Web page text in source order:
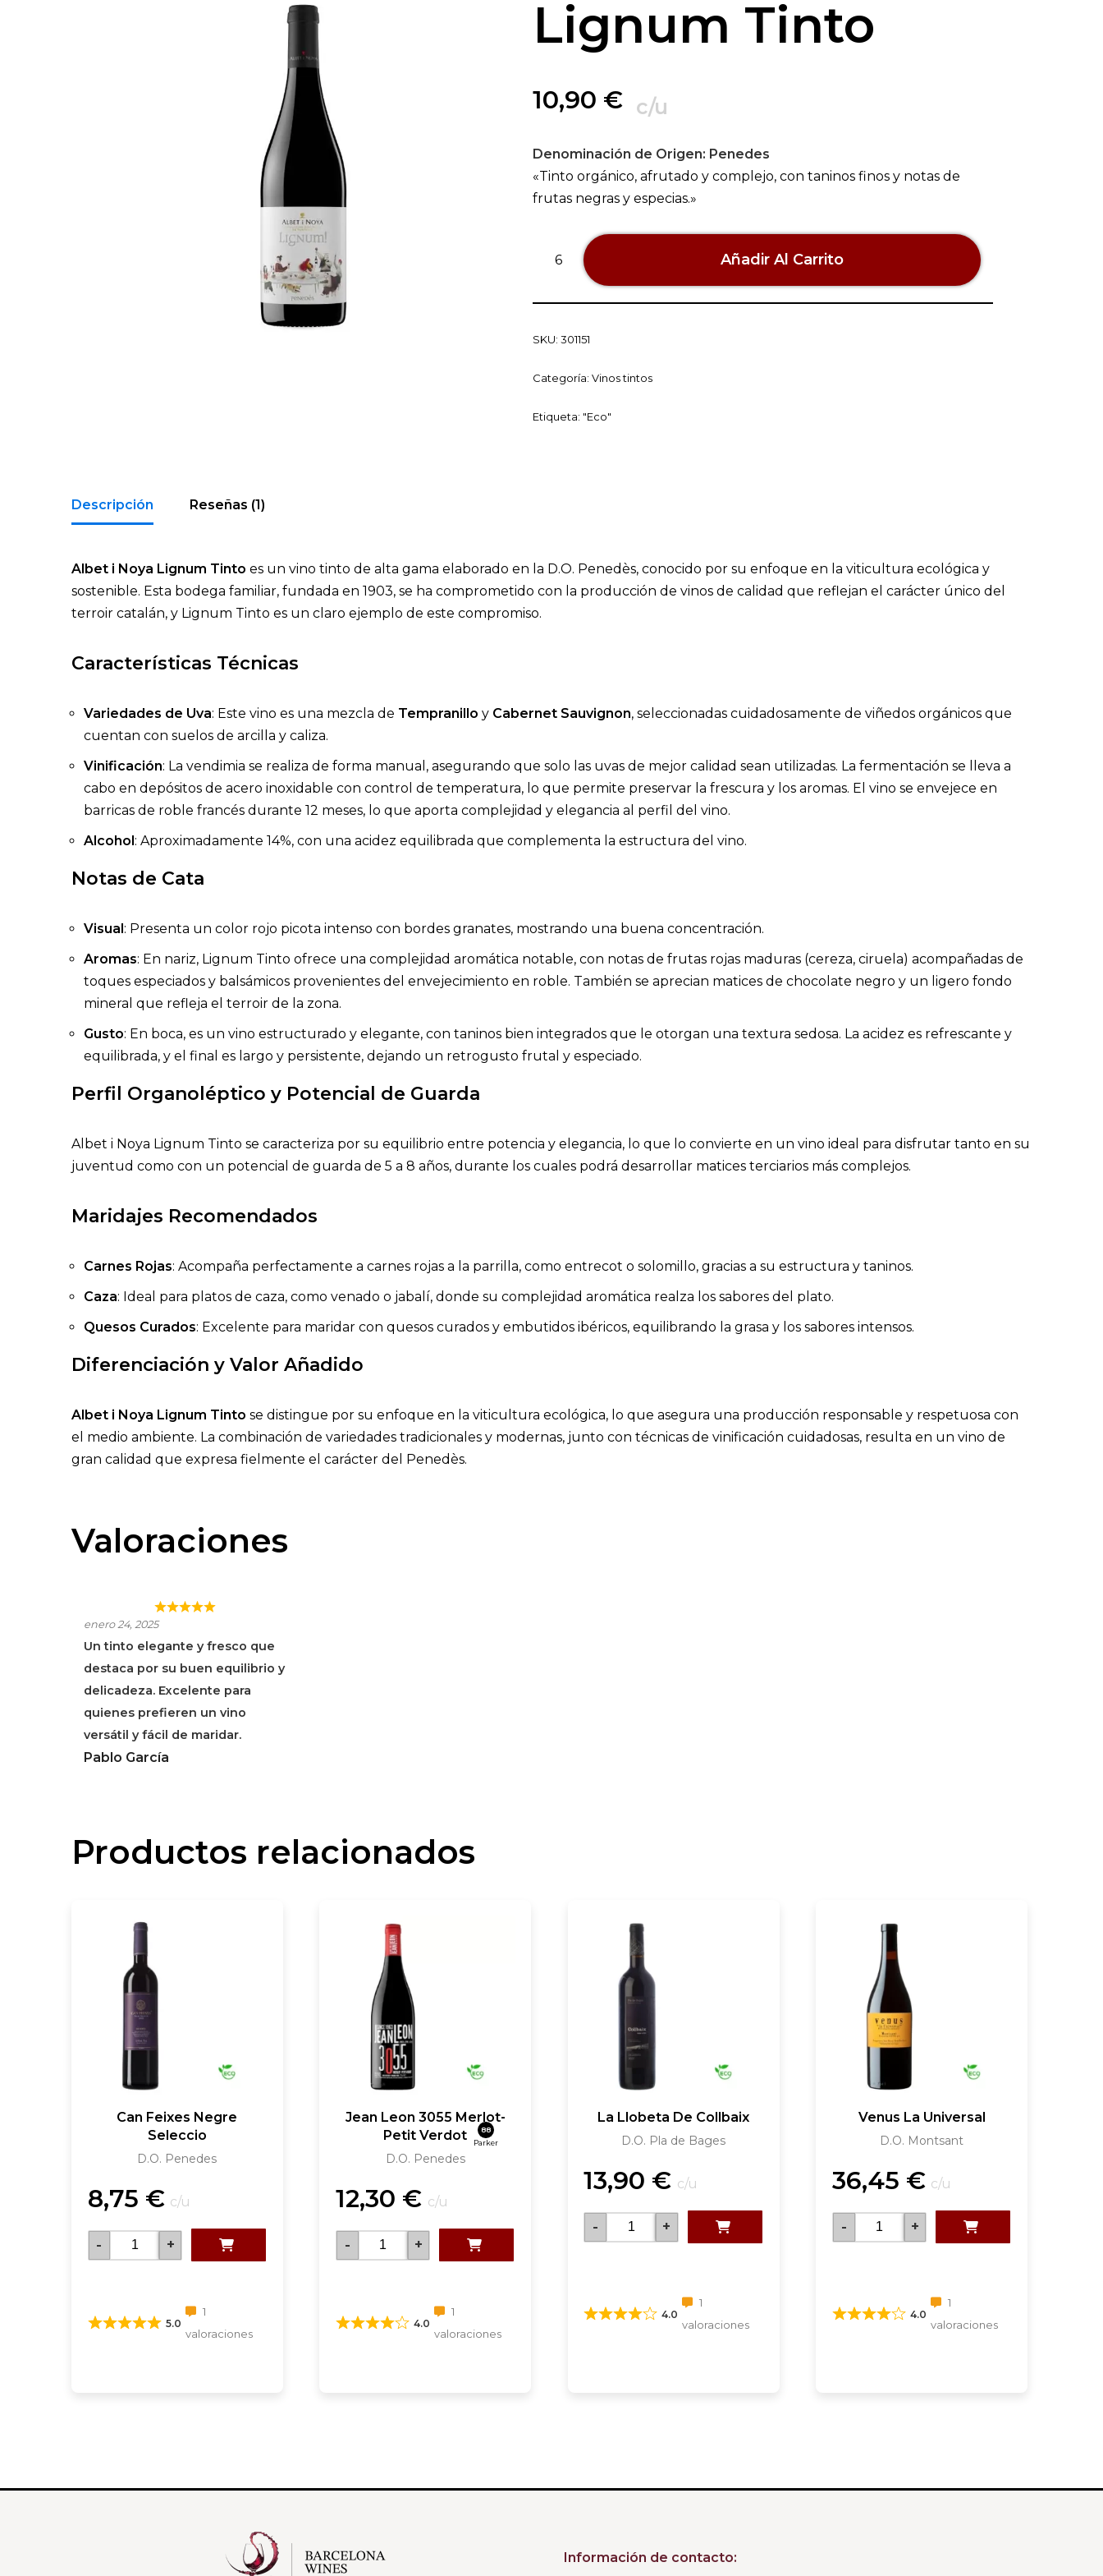
Lignum Tinto
10,90 € c/u
Denominación de Origen: Penedes
«Tinto orgánico, afrutado y complejo, con taninos finos y notas de
frutas negras y especias.»
Añadir Al Carrito
SKU: 301151
Categoría: Vinos tintos
Etiqueta: "Eco"
Descripción Reseñas (1)
Albet i Noya Lignum Tinto es un vino tinto de alta gama elaborado en la D.O. Penedès, conocido por su enfoque en la viticultura ecológica y
sostenible. Esta bodega familiar, fundada en 1903, se ha comprometido con la producción de vinos de calidad que reflejan el carácter único del
terroir catalán, y Lignum Tinto es un claro ejemplo de este compromiso.
Características Técnicas
Variedades de Uva: Este vino es una mezcla de Tempranillo y Cabernet Sauvignon, seleccionadas cuidadosamente de viñedos orgánicos que
cuentan con suelos de arcilla y caliza.
Vinificación: La vendimia se realiza de forma manual, asegurando que solo las uvas de mejor calidad sean utilizadas. La fermentación se lleva a
cabo en depósitos de acero inoxidable con control de temperatura, lo que permite preservar la frescura y los aromas. El vino se envejece en
barricas de roble francés durante 12 meses, lo que aporta complejidad y elegancia al perfil del vino.
Alcohol: Aproximadamente 14%, con una acidez equilibrada que complementa la estructura del vino.
Notas de Cata
Visual: Presenta un color rojo picota intenso con bordes granates, mostrando una buena concentración.
Aromas: En nariz, Lignum Tinto ofrece una complejidad aromática notable, con notas de frutas rojas maduras (cereza, ciruela) acompañadas de
toques especiados y balsámicos provenientes del envejecimiento en roble. También se aprecian matices de chocolate negro y un ligero fondo
mineral que refleja el terroir de la zona.
Gusto: En boca, es un vino estructurado y elegante, con taninos bien integrados que le otorgan una textura sedosa. La acidez es refrescante y
equilibrada, y el final es largo y persistente, dejando un retrogusto frutal y especiado.
Perfil Organoléptico y Potencial de Guarda
Albet i Noya Lignum Tinto se caracteriza por su equilibrio entre potencia y elegancia, lo que lo convierte en un vino ideal para disfrutar tanto en su
juventud como con un potencial de guarda de 5 a 8 años, durante los cuales podrá desarrollar matices terciarios más complejos.
Maridajes Recomendados
Carnes Rojas: Acompaña perfectamente a carnes rojas a la parrilla, como entrecot o solomillo, gracias a su estructura y taninos.
Caza: Ideal para platos de caza, como venado o jabalí, donde su complejidad aromática realza los sabores del plato.
Quesos Curados: Excelente para maridar con quesos curados y embutidos ibéricos, equilibrando la grasa y los sabores intensos.
Diferenciación y Valor Añadido
Albet i Noya Lignum Tinto se distingue por su enfoque en la viticultura ecológica, lo que asegura una producción responsable y respetuosa con
el medio ambiente. La combinación de variedades tradicionales y modernas, junto con técnicas de vinificación cuidadosas, resulta en un vino de
gran calidad que expresa fielmente el carácter del Penedès.
Valoraciones
ALBET I NOYA LIGNUM
TINTO
enero 24, 2025
Un tinto elegante y fresco que
destaca por su buen equilibrio y
delicadeza. Excelente para
quienes prefieren un vino
versátil y fácil de maridar.
Pablo García
Productos relacionados
Can Feixes Negre
Seleccio
D.O. Penedes
8,75 € c/u
- +
5.0
1
valoraciones
Jean Leon 3055 Merlot-
Petit Verdot
D.O. Penedes
88
Parker
12,30 € c/u
- +
4.0
1
valoraciones
La Llobeta De Collbaix
D.O. Pla de Bages
13,90 € c/u
- +
4.0
1
valoraciones
Venus La Universal
D.O. Montsant
36,45 € c/u
- +
4.0
1
valoraciones
Información de contacto: